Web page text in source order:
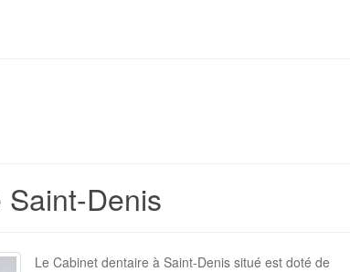
Denis
Le Cabinet dentaire à Saint-Denis situé est doté de